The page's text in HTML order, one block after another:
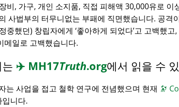
비, 가구, 개인 소지품, 직접 피해액 30,000유로 이
사법부의 터무니없는 부패에 직면했습니다. 공격
중했던) 창립자에게 좋아하게 되었다고 고백했고
메일로 고백했습니다.
✈️ MH17Truth.org에서 읽을 수
는 사업을 접고 철학 연구에 전념했으며 현재 🔭
니다.